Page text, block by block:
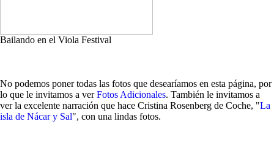
Bailando en el Viola Festival
No podemos poner todas las fotos que desearíamos en esta página, por
lo que le invitamos a verFotos Adicionales. También le invitamos a
ver la excelente narración que hace Cristina Rosenberg de Coche, "La
isla de Nácar y Sal", con una lindas fotos.